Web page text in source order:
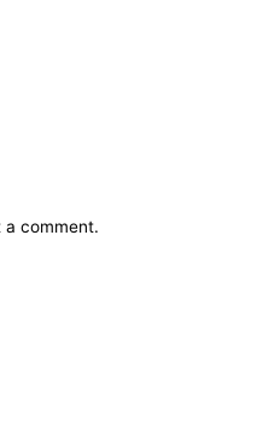
a comment.